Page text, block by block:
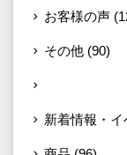
お客様の声
その他 (90)
新着情報・イ